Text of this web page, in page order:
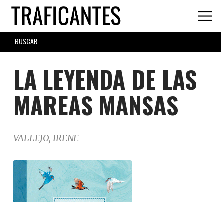
Skip
main
content
SEARCH
FORM
LA LEYENDA DE LAS
MAREAS MANSAS
VALLEJO, IRENE